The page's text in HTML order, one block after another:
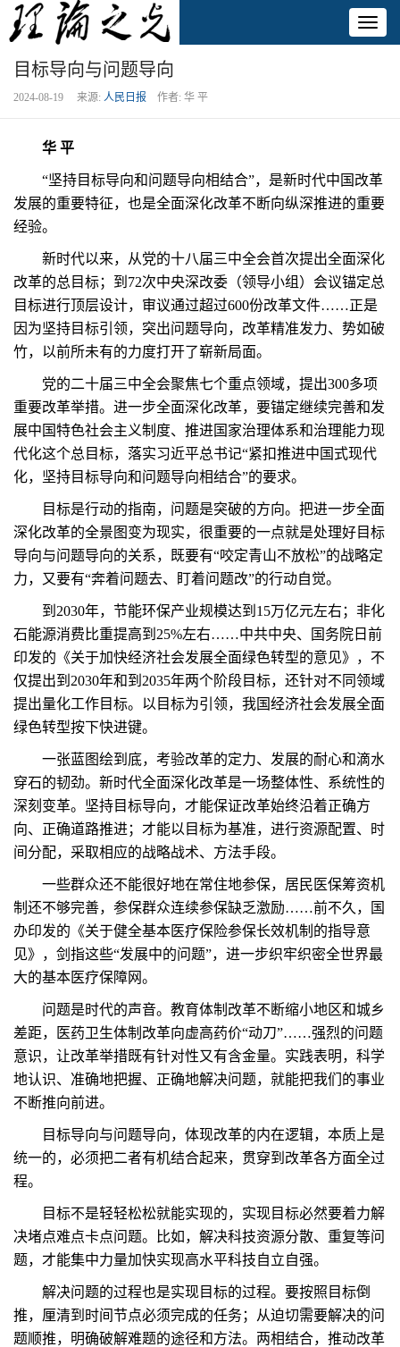
目标导向与问题导向
2024-08-19 来源: 人民日报 作者: 华 平
华 平
“坚持目标导向和问题导向相结合”，是新时代中国改革
发展的重要特征，也是全面深化改革不断向纵深推进的重要
经验。
新时代以来，从党的十八届三中全会首次提出全面深化
改革的总目标；到72次中央深改委（领导小组）会议锚定总
目标进行顶层设计，审议通过超过600份改革文件……正是
因为坚持目标引领，突出问题导向，改革精准发力、势如破
竹，以前所未有的力度打开了崭新局面。
党的二十届三中全会聚焦七个重点领域，提出300多项
重要改革举措。进一步全面深化改革，要锚定继续完善和发
展中国特色社会主义制度、推进国家治理体系和治理能力现
代化这个总目标，落实习近平总书记“紧扣推进中国式现代
化，坚持目标导向和问题导向相结合”的要求。
目标是行动的指南，问题是突破的方向。把进一步全面
深化改革的全景图变为现实，很重要的一点就是处理好目标
导向与问题导向的关系，既要有“咬定青山不放松”的战略定
力，又要有“奔着问题去、盯着问题改”的行动自觉。
到2030年，节能环保产业规模达到15万亿元左右；非化
石能源消费比重提高到25%左右……中共中央、国务院日前
印发的《关于加快经济社会发展全面绿色转型的意见》，不
仅提出到2030年和到2035年两个阶段目标，还针对不同领域
提出量化工作目标。以目标为引领，我国经济社会发展全面
绿色转型按下快进键。
一张蓝图绘到底，考验改革的定力、发展的耐心和滴水
穿石的韧劲。新时代全面深化改革是一场整体性、系统性的
深刻变革。坚持目标导向，才能保证改革始终沿着正确方
向、正确道路推进；才能以目标为基准，进行资源配置、时
间分配，采取相应的战略战术、方法手段。
一些群众还不能很好地在常住地参保，居民医保筹资机
制还不够完善，参保群众连续参保缺乏激励……前不久，国
办印发的《关于健全基本医疗保险参保长效机制的指导意
见》，剑指这些“发展中的问题”，进一步织牢织密全世界最
大的基本医疗保障网。
问题是时代的声音。教育体制改革不断缩小地区和城乡
差距，医药卫生体制改革向虚高药价“动刀”……强烈的问题
意识，让改革举措既有针对性又有含金量。实践表明，科学
地认识、准确地把握、正确地解决问题，就能把我们的事业
不断推向前进。
目标导向与问题导向，体现改革的内在逻辑，本质上是
统一的，必须把二者有机结合起来，贯穿到改革各方面全过
程。
目标不是轻轻松松就能实现的，实现目标必然要着力解
决堵点难点卡点问题。比如，解决科技资源分散、重复等问
题，才能集中力量加快实现高水平科技自立自强。
解决问题的过程也是实现目标的过程。要按照目标倒
推，厘清到时间节点必须完成的任务；从迫切需要解决的问
题顺推，明确破解难题的途径和方法。两相结合，推动改革